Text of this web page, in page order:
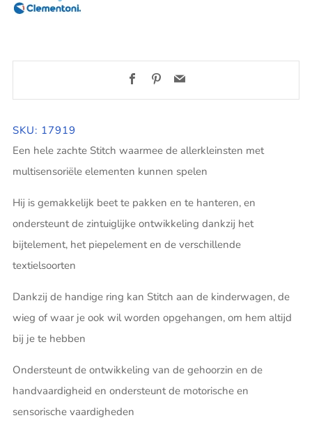
FacebookPinterest
Email
SKU: 17919
Een hele zachte Stitch waarmee de allerkleinsten met
multisensoriële elementen kunnen spelen
Hij is gemakkelijk beet te pakken en te hanteren, en
ondersteunt de zintuiglijke ontwikkeling dankzij het
bijtelement, het piepelement en de verschillende
textielsoorten
Dankzij de handige ring kan Stitch aan de kinderwagen, de
wieg of waar je ook wil worden opgehangen, om hem altijd
bij je te hebben
Ondersteunt de ontwikkeling van de gehoorzin en de
handvaardigheid en ondersteunt de motorische en
sensorische vaardigheden